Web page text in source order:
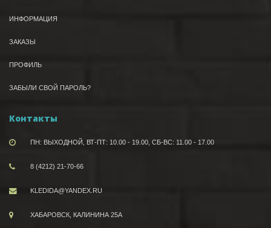
ИНФОРМАЦИЯ
ЗАКАЗЫ
ПРОФИЛЬ
ЗАБЫЛИ СВОЙ ПАРОЛЬ?
Контакты
ПН: ВЫХОДНОЙ, ВТ-ПТ: 10.00 - 19.00, СБ-ВС: 11.00 - 17.00
8 (4212) 21-70-66
KLEDIDA@YANDEX.RU
ХАБАРОВСК, КАЛИНИНА 25А